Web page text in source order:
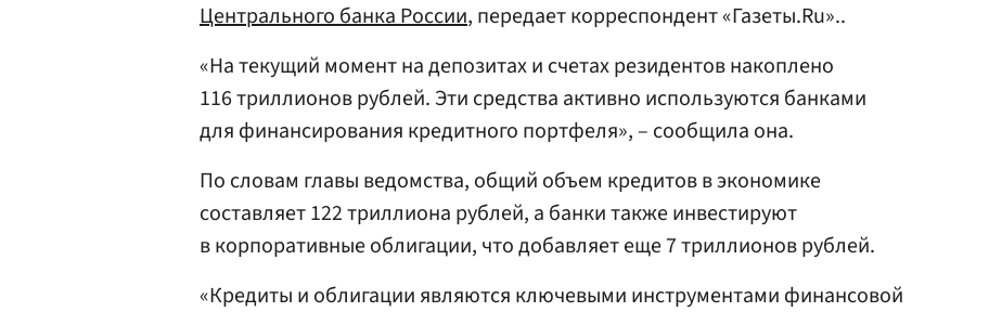
Центрального банка России, передает корреспондент «Газеты.Ru»..
«На текущий момент на депозитах и счетах резидентов накоплено
116 триллионов рублей. Эти средства активно используются банками
для финансирования кредитного портфеля», – сообщила она.
По словам главы ведомства, общий объем кредитов в экономике
составляет 122 триллиона рублей, а банки также инвестируют
в корпоративные облигации, что добавляет еще 7 триллионов рублей.
«Кредиты и облигации являются ключевыми инструментами финансовой